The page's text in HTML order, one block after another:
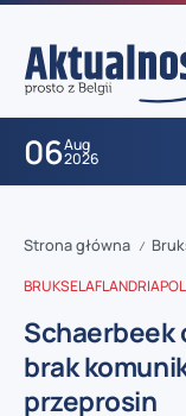
06Aug
2026
Strona główna /
BRUKSELAFLANDRIA
Schaerbeek
brak
przeprosin